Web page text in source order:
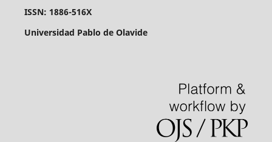
ISSN: 1886-516X
Universidad Pablo de Olavide